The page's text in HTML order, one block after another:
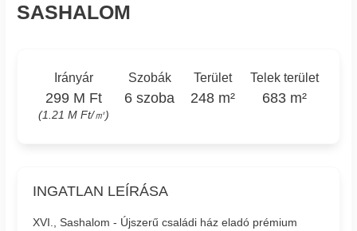
SASHALOM
Irányár
299 M Ft
(1.21 M Ft/㎡)
Szobák
6 szoba
Terület
248 m²
Telek terület
683 m²
INGATLAN LEÍRÁSA
XVI., Sashalom - Újszerű családi ház eladó prémium